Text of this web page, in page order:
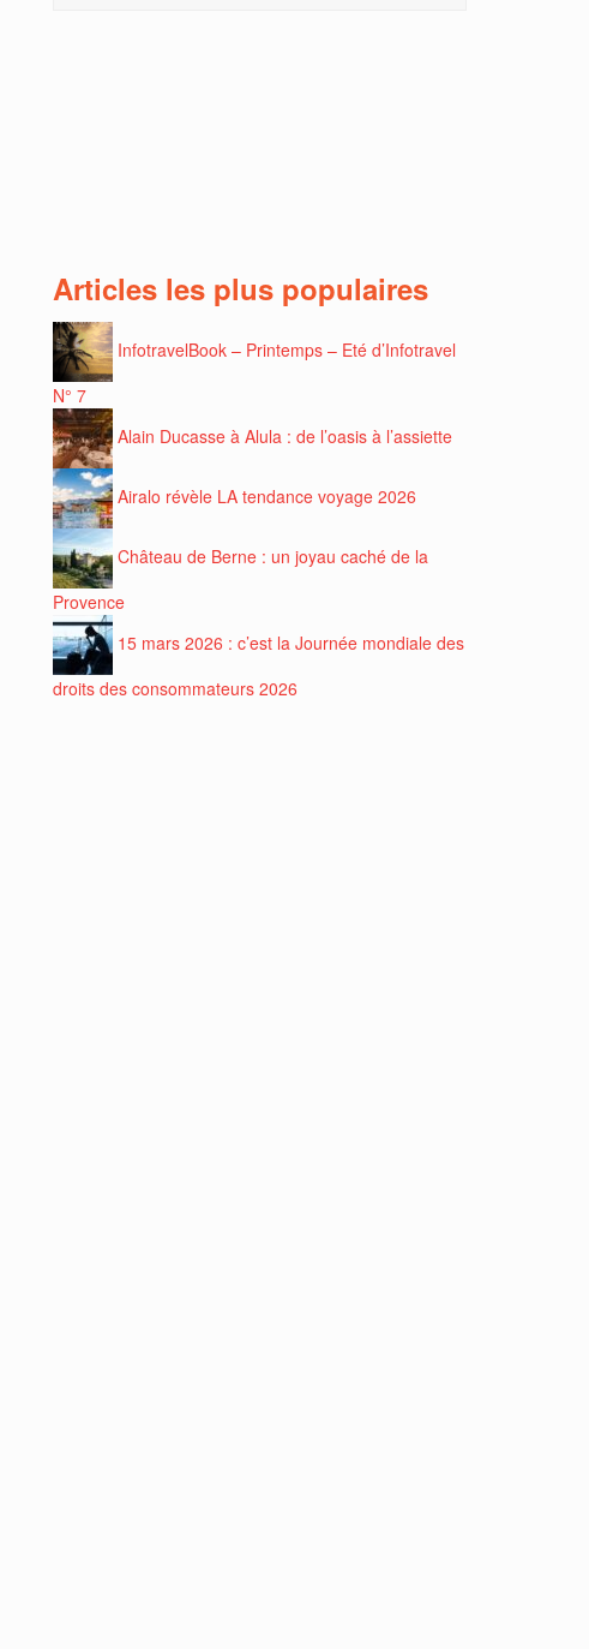
Articles les plus populaires
InfotravelBook – Printemps – Eté d’Infotravel
N° 7
Alain Ducasse à Alula : de l’oasis à l’assiette
Airalo révèle LA tendance voyage 2026
Château de Berne : un joyau caché de la
Provence
15 mars 2026 : c’est la Journée mondiale des
droits des consommateurs 2026